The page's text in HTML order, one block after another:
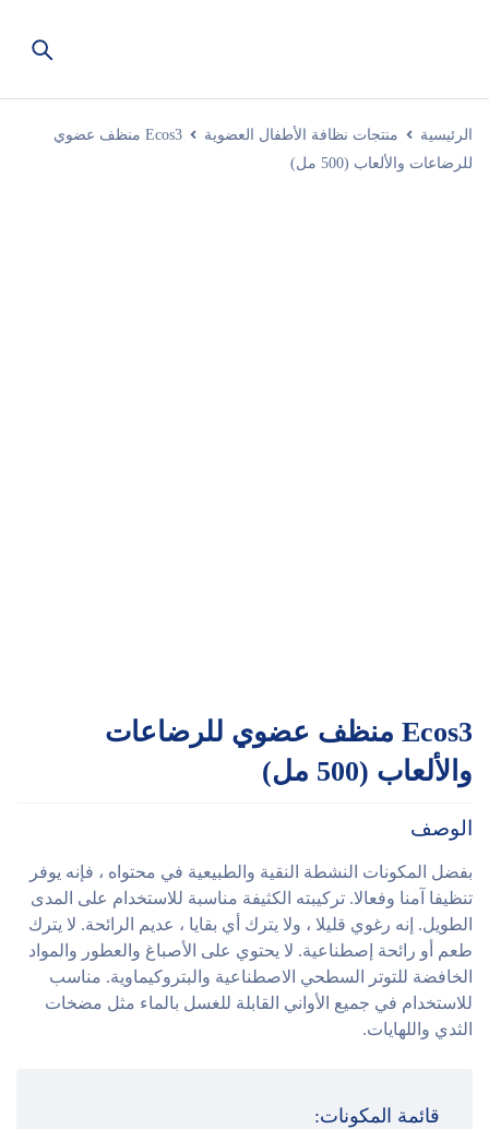
الرئيسية منتجات نظافة الأطفال العضوية
Ecos3 منظف عضوي
للرضاعات والألعاب (500 مل)
Ecos3 منظف عضوي للرضاعات
والألعاب (500 مل)
الوصف
بفضل المكونات النشطة النقية والطبيعية في محتواه ، فإنه يوفر
تنظيفا آمنا وفعالا. تركيبته الكثيفة مناسبة للاستخدام على المدى
الطويل. إنه رغوي قليلا ، ولا يترك أي بقايا ، عديم الرائحة. لا يترك
طعم أو رائحة إصطناعية. لا يحتوي على الأصباغ والعطور والمواد
الخافضة للتوتر السطحي الاصطناعية والبتروكيماوية. مناسب
للاستخدام في جميع الأواني القابلة للغسل بالماء مثل مضخات
الثدي واللهايات.
قائمة المكونات: